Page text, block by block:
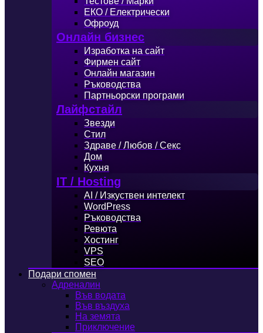
ЕКО / Електрически
Офроуд
Онлайн бизнес
Изработка на сайт
Фирмен сайт
Онлайн магазин
Ръководства
Партньорски програми
Лайфстайл
Звезди
Стил
Здраве / Любов / Секс
Дом
Кухня
IT / Hosting
AI / Изкуствен интелект
WordPress
Ръководства
Ревюта
Хостинг
VPS
SEO
Подари спомен
Адреналин
Във водата
Във въздуха
На земята
Приключение